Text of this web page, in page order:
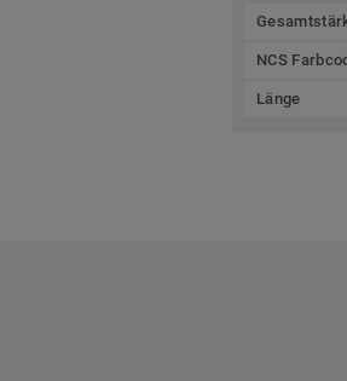
NCS
Länge